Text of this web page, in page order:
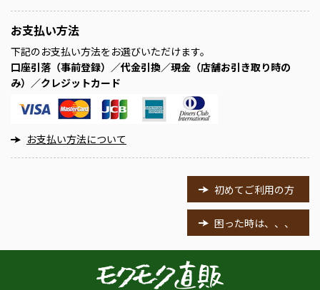
お支払い方法
下記のお支払い方法をお選びいただけます。
口座引落（事前登録）／代金引換／現金（店舗お引き取り時の
み）／クレジットカード
お支払い方法について
初めてご利用の方
困った時は、、、